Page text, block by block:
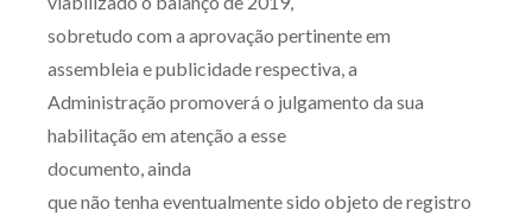
sobretudo com a aprovação pertinente em
assembleia e publicidade respectiva, a
Administração promoverá o julgamento da sua
habilitação em atenção a esse
documento, ainda
que não tenha eventualmente sido objeto de registro